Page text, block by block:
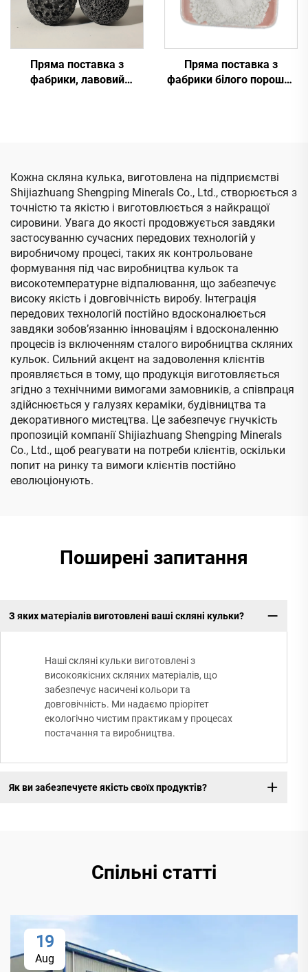
Пряма поставка з
фабрики, лавовий
Пряма поставка з
фабрики білого порошку
Кожна скляна кулька, виготовлена на підприємстві
Shijiazhuang Shengping Minerals Co., Ltd., створюється з
точністю та якістю і виготовлюється з найкращої
сировини. Увага до якості продовжується завдяки
застосуванню сучасних передових технологій у
виробничому процесі, таких як контрольоване
формування під час виробництва кульок та
високотемпературне відпалювання, що забезпечує
високу якість і довговічність виробу. Інтеграція
передових технологій постійно вдосконалюється
завдяки зобов’язанню інноваціям і вдосконаленню
процесів із включенням сталого виробництва скляних
кульок. Сильний акцент на задоволення клієнтів
проявляється в тому, що продукція виготовляється
згідно з технічними вимогами замовників, а співпраця
здійснюється у галузях кераміки, будівництва та
декоративного мистецтва. Це забезпечує гнучкість
пропозицій компанії Shijiazhuang Shengping Minerals
Co., Ltd., щоб реагувати на потреби клієнтів, оскільки
попит на ринку та вимоги клієнтів постійно
еволюціонують.
Поширені запитання
З яких матеріалів виготовлені ваші скляні кульки?
Наші скляні кульки виготовлені з
високоякісних скляних матеріалів, що
забезпечує насичені кольори та
довговічність. Ми надаємо пріорітет
екологічно чистим практикам у процесах
постачання та виробництва.
Як ви забезпечуєте якість своїх продуктів?
Спільні статті
19
Aug